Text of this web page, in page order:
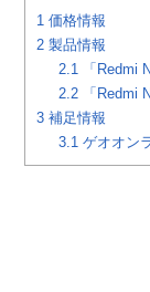
1 価格情報
2 製品情報
2.1
「Redmi
2.2 「Redmi
3 補足情報
3.1 ゲオオン